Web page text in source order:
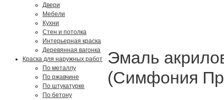
Двери
Мебели
Кухни
Стен и потолка
Интерьерная краска
Деревянная вагонка
Краска для наружных работ
По металлу
По ржавчине
По штукатурке
По бетону
Эмаль
(Симфония